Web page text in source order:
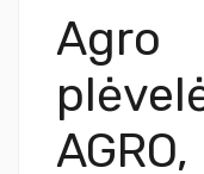
Agro